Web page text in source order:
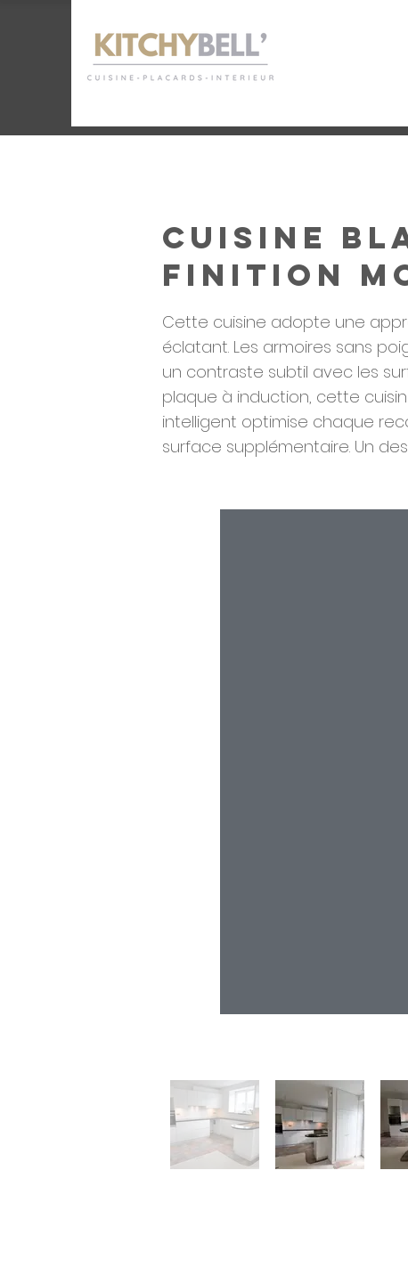
Cuisine
finition
Cette cuisine adopte une
éclatant. Les armoires sans
un contraste subtil avec les
plaque à induction, cette
intelligent optimise chaque
surface supplémentaire. Un